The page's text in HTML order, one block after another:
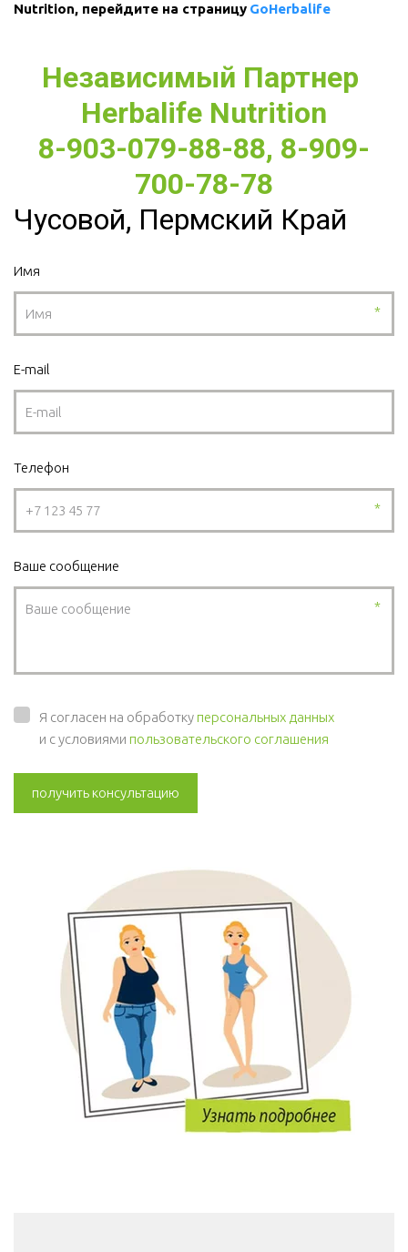
Nutrition, перейдите на страницу GoHerbalife
Независимый Партнер
Herbalife Nutrition
8-903-079-88-88, 8-909-
700-78-78
Чусовой, Пермский Край
Имя
*
E-mail
Телефон
*
Ваше сообщение
*
Я согласен на обработкуперсональных данных
и с условиями пользовательского соглашения
получить консультацию